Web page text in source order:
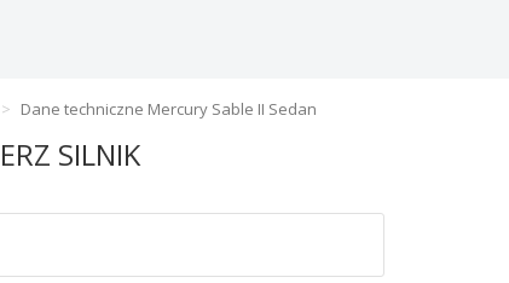
Dane techniczne Mercury Sable II Sedan
SILNIK